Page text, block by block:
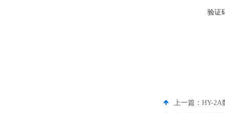
验证
上一篇： HY-2A